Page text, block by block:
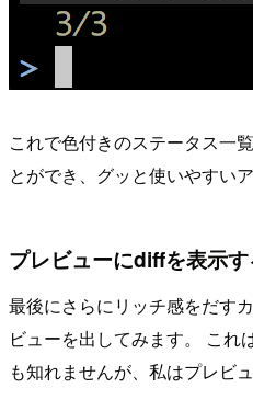
これで色付きのステータス一
とができ、グッと使いやすい
プレビューにdiffを表示す
最後にさらにリッチ感をだす
ビューを出してみます。 これ
も知れませんが、私はプレビ